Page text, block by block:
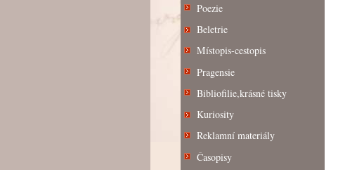
Poezie
Beletrie
Místopis-cestopis
Pragensie
Bibliofilie,krásné tisky
Kuriosity
Reklamní materiály
Časopisy